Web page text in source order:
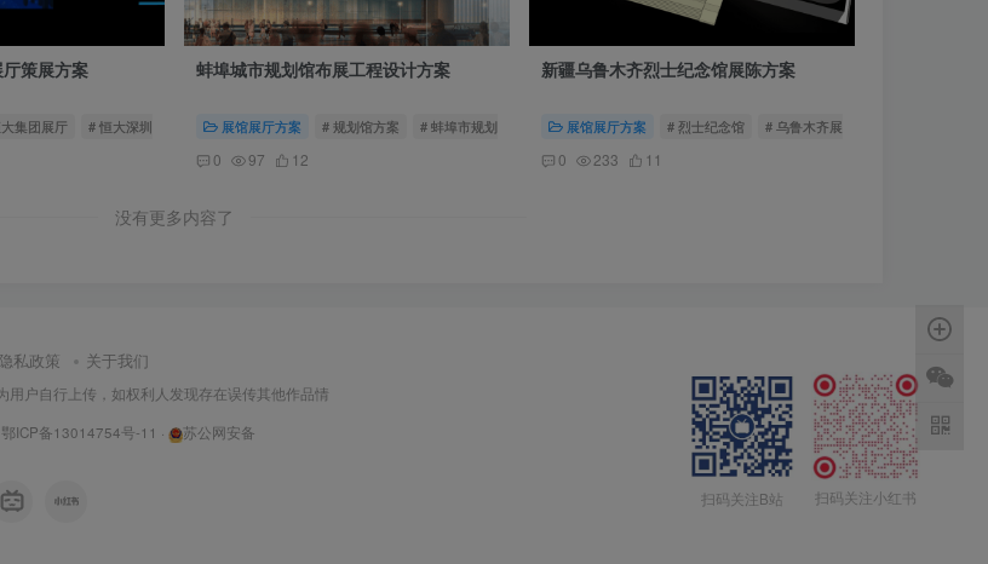
策展方案
集团展厅 # 恒大深圳展厅 # 房地产公司展厅
蚌埠城市规划馆布展工程设计方案
展馆展厅方案 # 规划馆方案 # 蚌埠市规划馆 # 蚌埠规划馆
0 97 12
新疆乌鲁木齐烈士纪念馆展陈方案
展馆展厅方案 # 烈士纪念馆 # 乌鲁木齐展馆
0 233 11
没有更多内容了
隐私政策 关于我们
用户自行上传，如权利人发现存在误传其他作品情
鄂ICP备13014754号-11 ·
苏公网安备
扫码关注B站 扫码关注小红书